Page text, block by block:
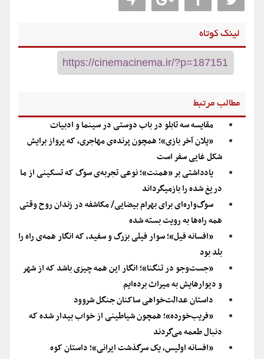
لینک کوتاه
مطالب مرتبط
مقایسه سه تابلو در باب دوستی در سینما و ادبیات
«پلان آخر بازی»؛ همچون پرنده‌ی مهاجری، که پرواز برایش
شکل غایی سفر است
یادداشتی بر «همنت»؛ نوعی تجربه‌ی سوگ که تسکینی از ما
دریغ شده را بازمیگرداند
سوگ‌واره‌ای برای بهرام بیضایی/ مکاشفه در زندان روح وقتی
همه‌ راه‌‌ها به رویت بسته شده
«افسانه فیل»؛ سوار فیلی بزرگ و سفید، که انگار همه‌ی راه را
بلد بود
«جست‌و‌جو در تنگنا»؛ انگار این همه‌ چیزی باشد که از شهر
و دیوارهایش به میراث برده‌ایم
داستان عدالت​‌خواهی ساکنان جنگل شروود
«فریب‌خورده»؛ همچون شیاطینی از خواب بیدار شده که
دنبال طعمه می‌گردند
«افسانه اولیس، یک سرگذشت ایرانی»؛ داستان کوه